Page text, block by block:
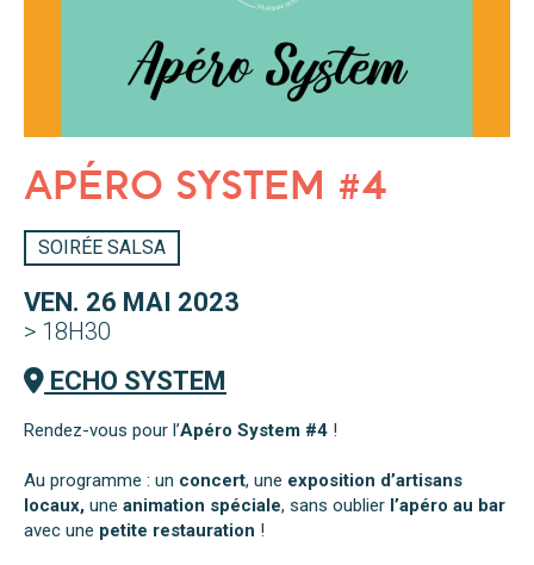
APÉRO SYSTEM #4
SOIRÉE SALSA
VEN. 26 MAI 2023
> 18H30
ECHO SYSTEM
Rendez-vous pour l’Apéro System #4 !
Au programme : un concert, une exposition d’artisans
locaux, une animation spéciale, sans oublier l’apéro au bar
avec une petite restauration !